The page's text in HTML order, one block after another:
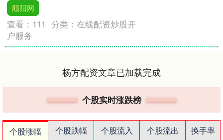
顺阳网
查看： 111 分类：在线配资炒股开
户服务
杨方配资文章已加载完成
个股实时涨跌榜
个股涨幅 个股跌幅 个股流入 个股流出
换手率